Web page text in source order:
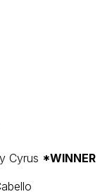
Cyrus *WINNER